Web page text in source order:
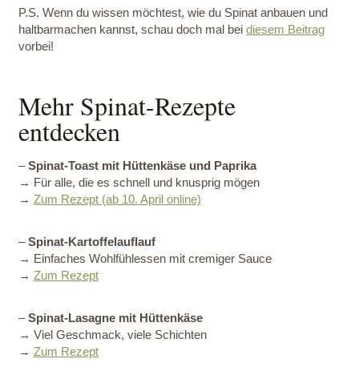
P.S. Wenn du wissen möchtest, wie du Spinat anbauen und
haltbarmachen kannst, schau doch mal bei diesem Beitrag
vorbei!
Mehr Spinat-Rezepte
entdecken
–Spinat-Toast mit Hüttenkäse und Paprika
→ Für alle, die es schnell und knusprig mögen
→ Zum Rezept (ab 10. April online)
–Spinat-Kartoffelauflauf
→ Einfaches Wohlfühlessen mit cremiger Sauce
→ Zum Rezept
–Spinat-Lasagne mit Hüttenkäse
→ Viel Geschmack, viele Schichten
→ Zum Rezept